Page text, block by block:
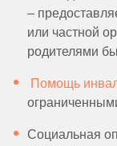
–
или частной
родителями
Помощь
Социальная